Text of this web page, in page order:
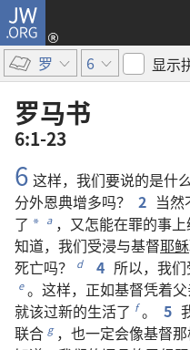
JW.ORG
罗 6 显示
罗马书
6:1-23
6 这样， 我们要说的是什
分外恩典增多吗？ 2 当然
了 * a ， 又怎能在罪的事上
知道， 我们受浸与基督耶稣
死亡吗？ d 4 所以， 我们
e 。 这样， 正如基督凭着
就该过新的生活了 f 。 5
联合 g ， 也一定会像基督